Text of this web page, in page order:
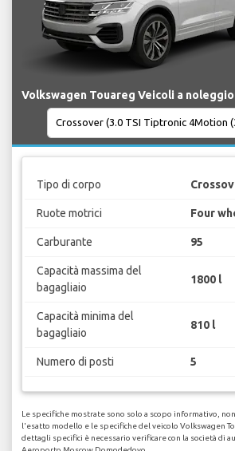
Volkswagen Touareg Veicoli a
Tipo di corpo
Ruote motrici Four
Carburante 95
Capacità massima del
bagagliaio
1800 l
Capacità minima del
bagagliaio
810 l
Numero di posti 5
Le specifiche mostrate sono solo a scopo informativo,
l'esatto modello e le specifiche del veicolo Volkswagen
dettagli specifici è necessario verificare con la società di